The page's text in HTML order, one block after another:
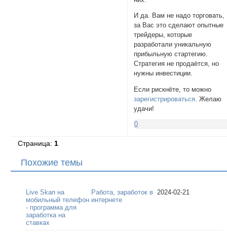
И да. Вам не надо торговать,
за Вас это сделают опытные
трейдеры, которые
разработали уникальную
прибыльную стартегию.
Стратегия не продаётся, но
нужны инвестиции.
Если рискнёте, то можно
зарегистрироваться. Желаю
удачи!
0
Страница:1
Похожие темы
Live Skan на
мобильный телефон
- программа для
заработка на
ставках
Работа, заработок в
интернете
2024-02-21